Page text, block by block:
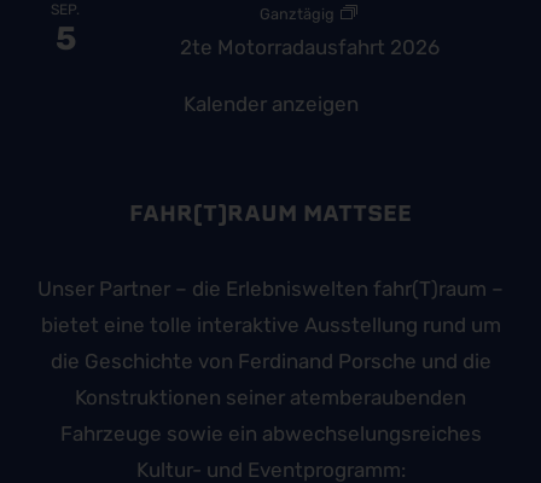
SEP.
5
Ganztägig
2te Motorradausfahrt 2026
Kalender anzeigen
FAHR(T)RAUM MATTSEE
Unser Partner – die Erlebniswelten fahr(T)raum –
bietet eine tolle interaktive Ausstellung rund um
die Geschichte von Ferdinand Porsche und die
Konstruktionen seiner atemberaubenden
Fahrzeuge sowie ein abwechselungsreiches
Kultur- und Eventprogramm: